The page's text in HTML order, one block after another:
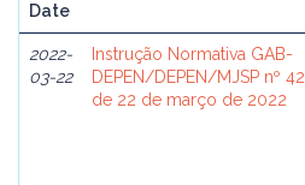
Date
2022-
03-22
Instrução Normativa GAB-
DEPEN/DEPEN/MJSP nº 42,
de 22 de março de 2022